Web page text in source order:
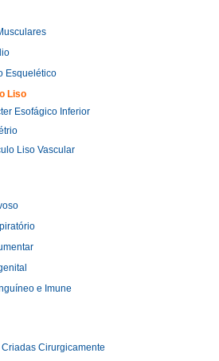
Esquelético
Liso
Esofágico Inferior
Liso Vascular
e Imune
Criadas Cirurgicamente